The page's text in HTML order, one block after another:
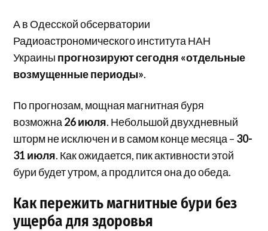
А в Одесской обсерватории
Радиоастрономического института НАН
Украины прогнозируют сегодня «отдельные
возмущенные периоды».
По прогнозам, мощная магнитная буря
возможна26 июля. Небольшой двухдневный
шторм не исключен и в самом конце месяца – 30-
31 июля. Как ожидается, пик активности этой
бури будет утром, а продлится она до обеда.
Как пережить магнитные бури без
ущерба для здоровья